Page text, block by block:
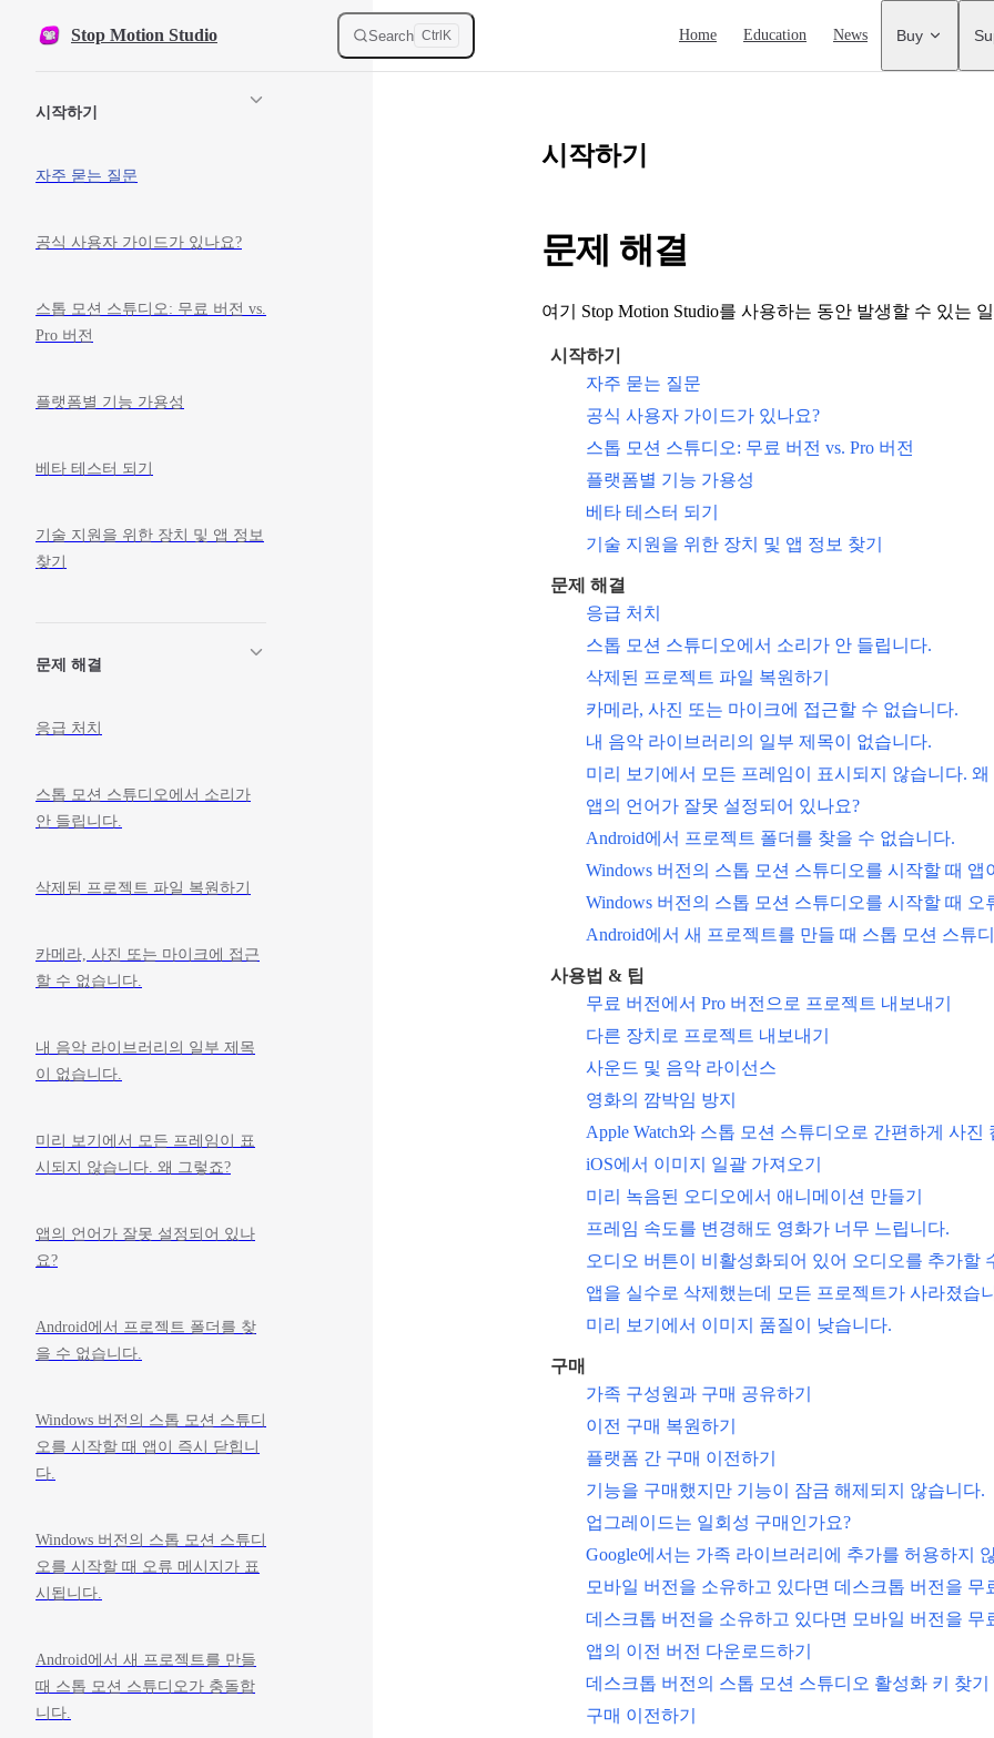
Skip to content
Stop Motion Studio Search Ctrl K Home Education News Buy
시작하기
자주 묻는 질문
공식 사용자 가이드가 있나요?
스톱 모션 스튜디오: 무료 버전 vs.
Pro 버전
플랫폼별 기능 가용성
베타 테스터 되기
기술 지원을 위한 장치 및 앱 정보
찾기
문제 해결
응급 처치
스톱 모션 스튜디오에서 소리가
안 들립니다.
삭제된 프로젝트 파일 복원하기
카메라, 사진 또는 마이크에 접근
할 수 없습니다.
내 음악 라이브러리의 일부 제목
이 없습니다.
미리 보기에서 모든 프레임이 표
시되지 않습니다. 왜 그렇죠?
앱의 언어가 잘못 설정되어 있나
요?
Android에서 프로젝트 폴더를 찾
을 수 없습니다.
Windows 버전의 스톱 모션 스튜디
오를 시작할 때 앱이 즉시 닫힙니
다.
Windows 버전의 스톱 모션 스튜디
오를 시작할 때 오류 메시지가 표
시됩니다.
Android에서 새 프로젝트를 만들
때 스톱 모션 스튜디오가 충돌합
니다.
시작하기
문제 해결
여기 Stop Motion Studio를 사용하는 동안 발생할 수 있는
시작하기
자주 묻는 질문
공식 사용자 가이드가 있나요?
스톱 모션 스튜디오: 무료 버전 vs. Pro 버전
플랫폼별 기능 가용성
베타 테스터 되기
기술 지원을 위한 장치 및 앱 정보 찾기
문제 해결
응급 처치
스톱 모션 스튜디오에서 소리가 안 들립니다.
삭제된 프로젝트 파일 복원하기
카메라, 사진 또는 마이크에 접근할 수 없습니다.
내 음악 라이브러리의 일부 제목이 없습니다.
미리 보기에서 모든 프레임이 표시되지 않습니다. 왜
앱의 언어가 잘못 설정되어 있나요?
Android에서 프로젝트 폴더를 찾을 수 없습니다.
Windows 버전의 스톱 모션 스튜디오를 시작할 때 앱
Windows 버전의 스톱 모션 스튜디오를 시작할 때 오
Android에서 새 프로젝트를 만들 때 스톱 모션 스튜
사용법 & 팁
무료 버전에서 Pro 버전으로 프로젝트 내보내기
다른 장치로 프로젝트 내보내기
사운드 및 음악 라이선스
영화의 깜박임 방지
Apple Watch와 스톱 모션 스튜디오로 간편하게 사진
iOS에서 이미지 일괄 가져오기
미리 녹음된 오디오에서 애니메이션 만들기
프레임 속도를 변경해도 영화가 너무 느립니다.
오디오 버튼이 비활성화되어 있어 오디오를 추가할
앱을 실수로 삭제했는데 모든 프로젝트가 사라졌습
미리 보기에서 이미지 품질이 낮습니다.
구매
가족 구성원과 구매 공유하기
이전 구매 복원하기
플랫폼 간 구매 이전하기
기능을 구매했지만 기능이 잠금 해제되지 않습니다.
업그레이드는 일회성 구매인가요?
Google에서는 가족 라이브러리에 추가를 허용하지
모바일 버전을 소유하고 있다면 데스크톱 버전을 무
데스크톱 버전을 소유하고 있다면 모바일 버전을 무
앱의 이전 버전 다운로드하기
데스크톱 버전의 스톱 모션 스튜디오 활성화 키 찾기
구매 이전하기